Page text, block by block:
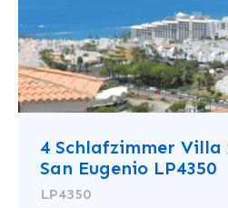
4 Schlafzimmer
San Eugenio LP4350
LP4350